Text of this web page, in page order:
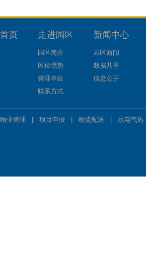
首页 走进园区
园区简介
区位优势
管理单位
联系方式
新闻中心
园区新闻
数据共享
信息公开
物业管理 项目申报 物流配送 水电气热